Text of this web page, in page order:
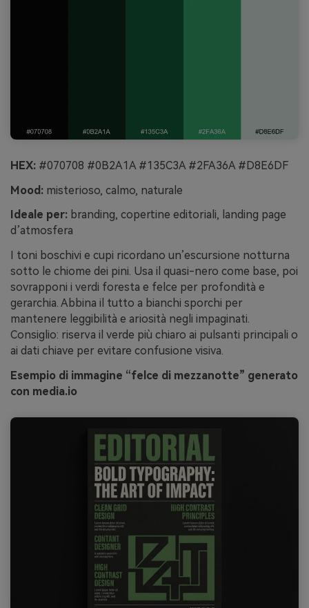
HEX: #070708 #0B2A1A #135C3A #2FA36A #D8E6DF
Mood: misterioso, calmo, naturale
Ideale per: branding, copertine editoriali, landing page
d’atmosfera
I toni boschivi e cupi ricordano un’escursione notturna
sotto le chiome dei pini. Usa il quasi-nero come base, poi
sovrapponi i verdi foresta e felce per profondità e
gerarchia. Abbina il tutto a bianchi sporchi per
mantenere leggibilità e ariosità negli impaginati.
Consiglio: riserva il verde più chiaro ai pulsanti principali o
ai dati chiave per evitare confusione visiva.
Esempio di immagine “felce di mezzanotte” generato
con media.io